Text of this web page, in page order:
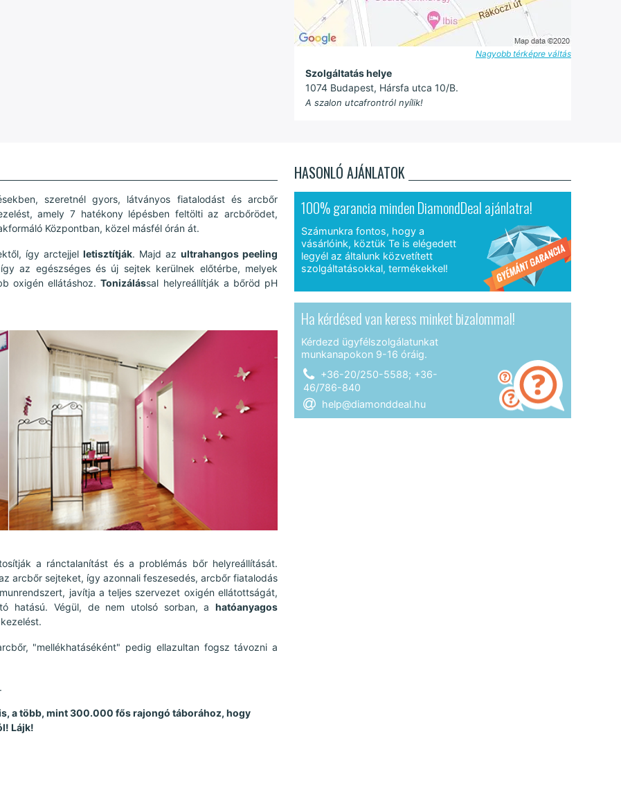
Nagyobb térképre váltás
Szolgáltatás helye
1074 Budapest, Hársfa utca 10/B.
A szalon utcafrontról nyílik!
szeretnél gyors, látványos fiatalodást és arcbőr
amely 7 hatékony lépésben feltölti az arcbőrödet,
Központban, közel másfél órán át.
így arctejjel letisztítják. Majd az ultrahangos peeling
az egészséges és új sejtek kerülnek előtérbe, melyek
oxigén ellátáshoz.Tonizálással helyreállítják a bőröd pH
a ránctalanítást és a problémás bőr helyreállítását.
arcbőr sejteket, így azonnali feszesedés, arcbőr fiatalodás
javítja a teljes szervezet oxigén ellátottságát,
hatású. Végül, de nem utolsó sorban, a hatóanyagos
"mellékhatáséként" pedig ellazultan fogsz távozni a
a több, mint 300.000 fős rajongó táborához, hogy
Lájk!
HASONLÓ AJÁNLATOK
100% garancia minden DiamondDeal ajánlatra!
Számunkra fontos, hogy a
vásárlóink, köztük Te is elégedett
legyél az általunk közvetített
szolgáltatásokkal, termékekkel!
Ha kérdésed van keress minket bizalommal!
Kérdezd ügyfélszolgálatunkat
munkanapokon 9-16 óráig.
+36-20/250-5588; +36-
46/786-840
help@diamonddeal.hu